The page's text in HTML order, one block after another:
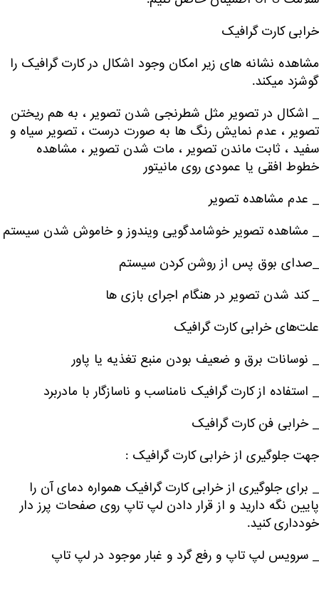
خرابی کارت گرافیک
مشاهده نشانه های زیر امکان وجود اشکال در کارت گرافیک را
گوشزد میکند.
_ اشکال در تصویر مثل شطرنجی شدن تصویر ، به هم ریختن
تصویر ، عدم نمایش رنگ ها به صورت درست ، تصویر سیاه و
سفید ، ثابت ماندن تصویر ، مات شدن تصویر ، مشاهده
خطوط افقی یا عمودی روی مانیتور
_ عدم مشاهده تصویر
_ مشاهده تصویر خوشامدگویی ویندوز و خاموش شدن سیستم
_صدای بوق پس از روشن کردن سیستم
_ کند شدن تصویر در هنگام اجرای بازی ها
علت‌های خرابی کارت گرافیک
_ نوسانات برق و ضعیف بودن منبع تغذیه یا پاور
_ استفاده از کارت گرافیک نامناسب و ناسازگار با مادربرد
_ خرابی فن کارت گرافیک
جهت جلوگیری از خرابی کارت گرافیک :
_ برای جلوگیری از خرابی کارت گرافیک همواره دمای آن را
پایین نگه دارید و از قرار دادن لپ تاپ روی صفحات پرز دار
خودداری کنید.
_ سرویس لپ تاپ و رفع گرد و غبار موجود در لپ تاپ